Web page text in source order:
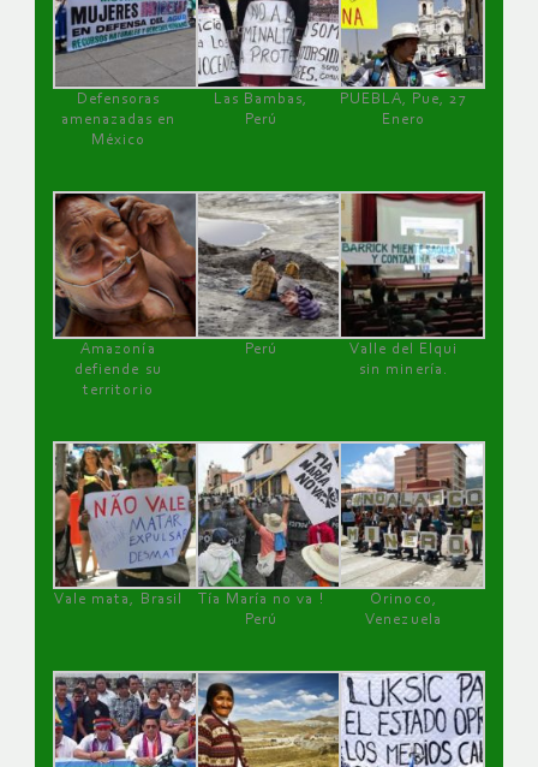
Defensoras
amenazadas en
México
Las Bambas,
Perú
PUEBLA, Pue, 27
Enero
Amazonía
defiende su
territorio
Perú
Valle del Elqui
sin minería.
Vale mata, Brasil
Tía María no va !
Perú
Orinoco,
Venezuela